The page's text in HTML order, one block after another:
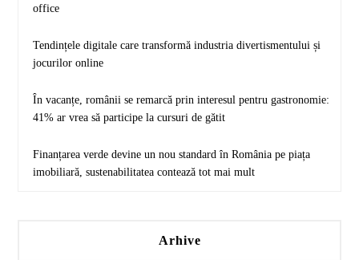
office
Tendințele digitale care transformă industria divertismentului și
jocurilor online
În vacanțe, românii se remarcă prin interesul pentru gastronomie:
41% ar vrea să participe la cursuri de gătit
Finanțarea verde devine un nou standard în România pe piața
imobiliară, sustenabilitatea contează tot mai mult
Arhive